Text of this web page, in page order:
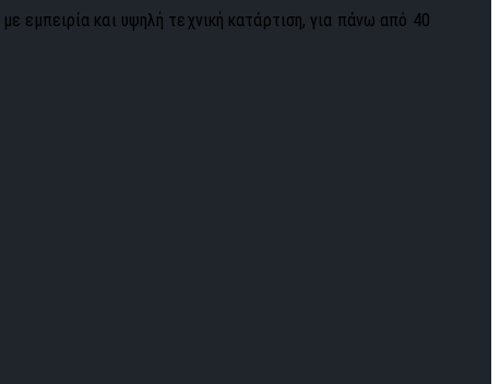
εμπειρία και υψηλή τεχνική κατάρτιση, για πάνω από 40